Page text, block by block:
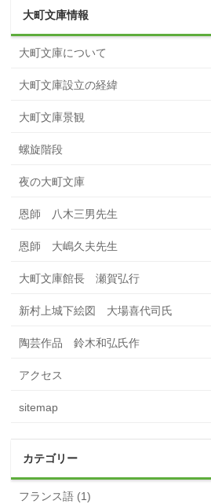
大町文庫情報
大町文庫について
大町文庫設立の経緯
大町文庫景観
螺旋階段
夜の大町文庫
恩師 八木三男先生
恩師 大嶋久夫先生
大町文庫館長 瀬賀弘行
新村上城下絵図 大場喜代司氏
陶芸作品 鈴木和弘氏作
アクセス
sitemap
カテゴリー
フランス語 (1)